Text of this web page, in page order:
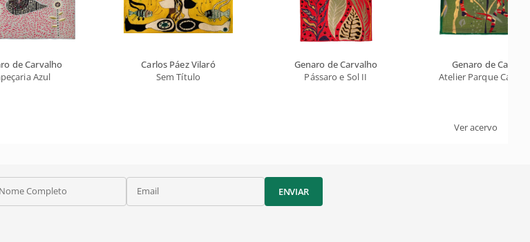
de Carvalho
Azul
Carlos Páez Vilaró
Sem Título
Genaro de Carvalho
Pássaro e Sol II
Genaro de
Atelier Parque
Ver acervo
Nome Completo Email ENVIAR